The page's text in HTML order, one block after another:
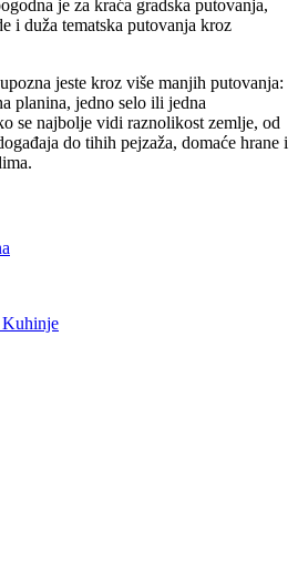
je za kraća gradska putovanja,
i duža tematska putovanja kroz
jeste kroz više manjih putovanja:
planina, jedno selo ili jedna
se najbolje vidi raznolikost zemlje, od
do tihih pejzaža, domaće hrane i
Kuhinje